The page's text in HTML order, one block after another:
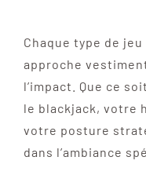
Chaque type de
approche
l’impact. Que ce
le blackjack, votre
votre posture
dans l’ambiance